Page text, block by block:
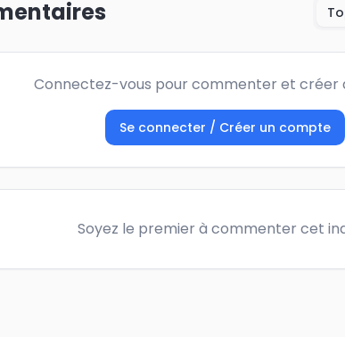
Connectez-vous pour commenter et créer
Se connecter / Créer un compte
Soyez le premier à commenter cet